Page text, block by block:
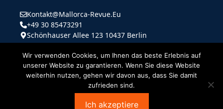
Kontakt@mallorca-Revue.eu
+49 30 85473291
Schönhauser Allee 123 10437 Berlin
@ 2026 | Alle Rechte vorbehalten |
Wir verwenden Cookies, um Ihnen das beste Erlebnis auf
unserer Website zu garantieren. Wenn Sie diese Website
weiterhin nutzen, gehen wir davon aus, dass Sie damit
zufrieden sind.
Ich akzeptiere